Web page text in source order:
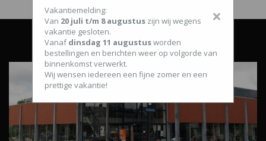
×
Vakantiemelding:
Van 20 juli t/m 8 augustus zijn wij wegens
vakantie gesloten.
Vanafdinsdag 11 augustusworden
bestellingen en berichten weer op volgorde van
binnenkomst verwerkt.
Wij wensen iedereen een fijne zomer en een
prettige vakantie!